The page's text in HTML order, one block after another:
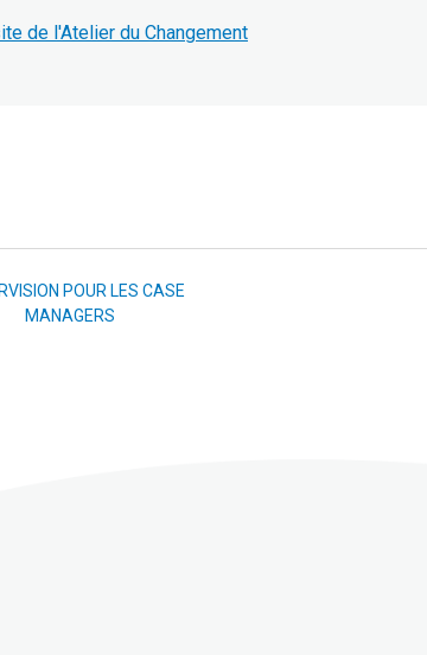
de l'Atelier du Changement
POUR LES CASE
MANAGERS